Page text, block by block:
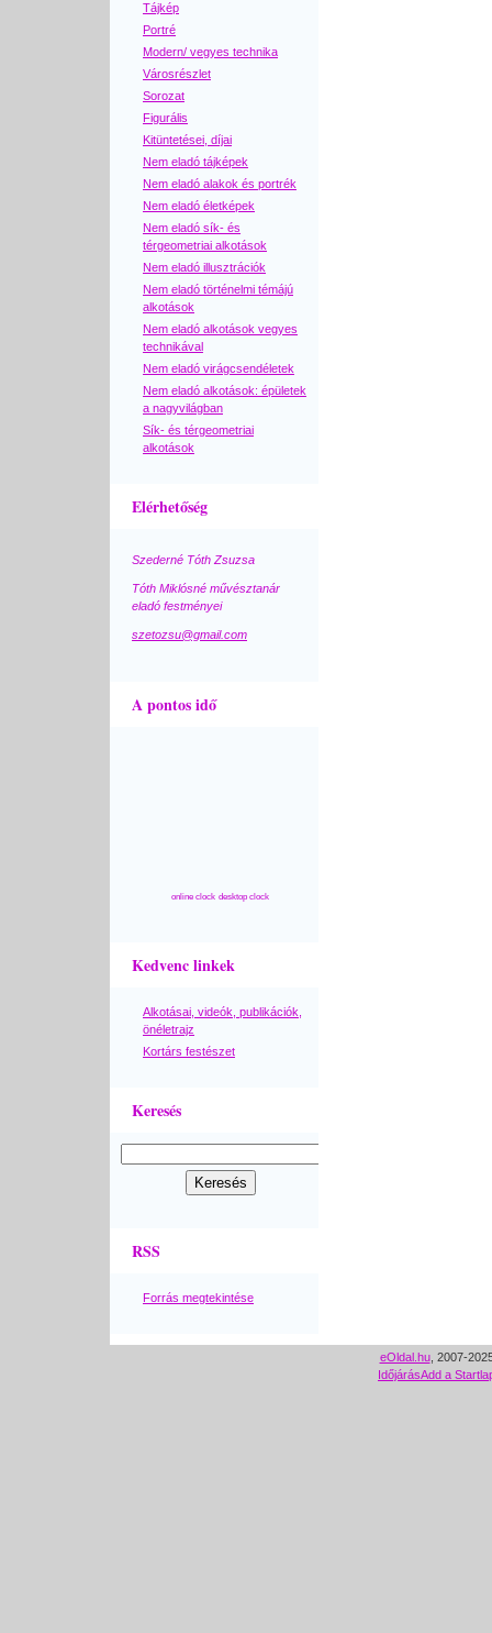
Tájkép
Portré
Modern/ vegyes technika
Városrészlet
Sorozat
Figurális
Kitüntetései, díjai
Nem eladó tájképek
Nem eladó alakok és portrék
Nem eladó életképek
Nem eladó sík- és
térgeometriai alkotások
Nem eladó illusztrációk
Nem eladó történelmi témájú
alkotások
Nem eladó alkotások vegyes
technikával
Nem eladó virágcsendéletek
Nem eladó alkotások: épületek
a nagyvilágban
Sík- és térgeometriai
alkotások
Elérhetőség
Szederné Tóth Zsuzsa
Tóth Miklósné művésztanár
eladó festményei
szetozsu@gmail.com
A pontos idő
online clock desktop clock
Kedvenc linkek
Alkotásai, videók, publikációk,
önéletrajz
Kortárs festészet
Keresés
RSS
Forrás megtekintése
eOldal.hu, 2007-
IdőjárásAdd a